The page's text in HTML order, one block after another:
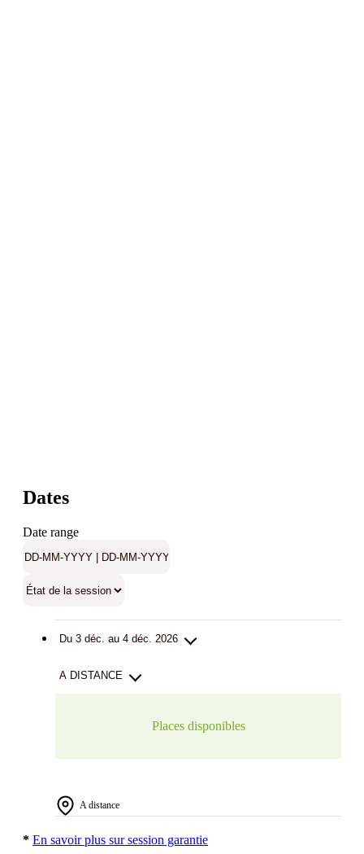
Dates
Date range
Du 3 déc. au 4 déc. 2026
A DISTANCE
Places disponibles
A distance
* En savoir plus sur session garantie